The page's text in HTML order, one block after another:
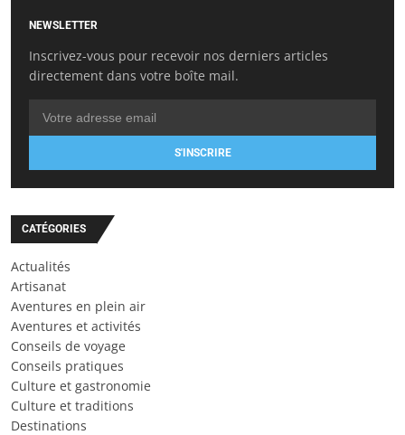
NEWSLETTER
Inscrivez-vous pour recevoir nos derniers articles
directement dans votre boîte mail.
S'INSCRIRE
CATÉGORIES
Actualités
Artisanat
Aventures en plein air
Aventures et activités
Conseils de voyage
Conseils pratiques
Culture et gastronomie
Culture et traditions
Destinations